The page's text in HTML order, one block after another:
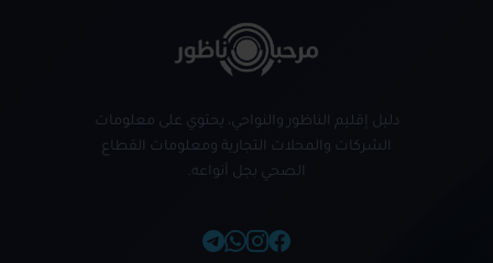
دليل إقليم الناظور والنواحي، يحتوي على معلومات
الشركات والمحلات التجارية ومعلومات القطاع
الصحي بجل أنواعه.